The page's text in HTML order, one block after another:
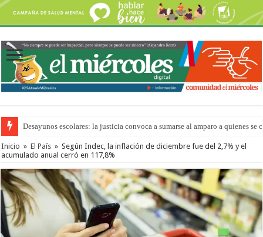
Desayunos escolares: la justicia convoca a sumarse al amparo a quienes se
“La Feria en tu Barrio” para agostocon sus días y horarios
Inicio » El País » Según Indec, la inflación de diciembre fue del 2,7% y el
acumulado anual cerró en 117,8%